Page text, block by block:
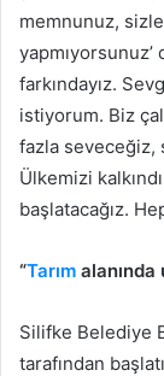
memnunuz,
farkındayız.
istiyorum. Biz
fazla seveceğiz,
Ülkemizi
başlatacağız.
“Tarım
Silifke Belediye
tarafından